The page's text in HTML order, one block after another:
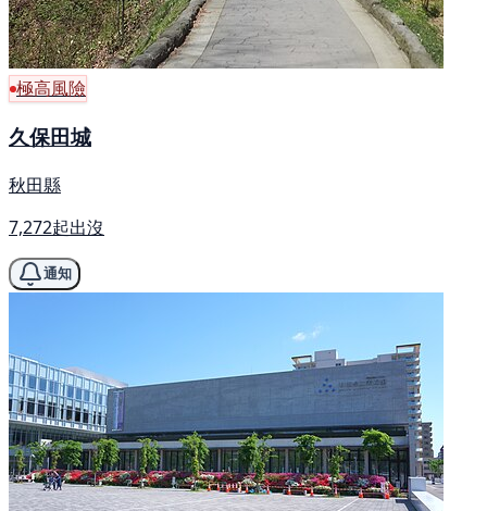
極高風險
久保田城
秋田縣
7,272起出沒
通知